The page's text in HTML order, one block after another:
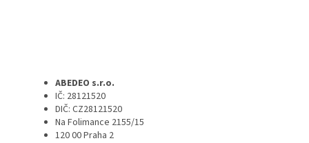
ABEDEO s.r.o.
IČ: 28121520
DIČ: CZ28121520
Na Folimance 2155/15
120 00 Praha 2